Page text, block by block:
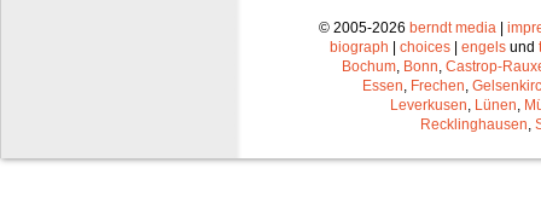
© 2005-2026 berndt media |
biograph | choices | engels und
Bochum Bonn Castrop-
Essen Frechen
Leverkusen Lünen
Recklinghausen